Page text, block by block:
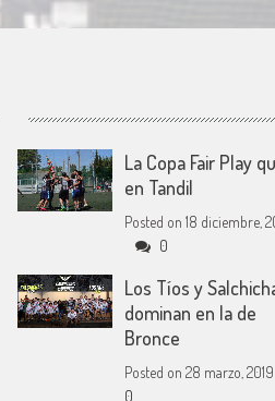
La Copa Fair Play
en Tandil
Posted on 18 diciembre,
0
Los Tíos y
dominan en la de
Bronce
Posted on 28 marzo, 2019
0